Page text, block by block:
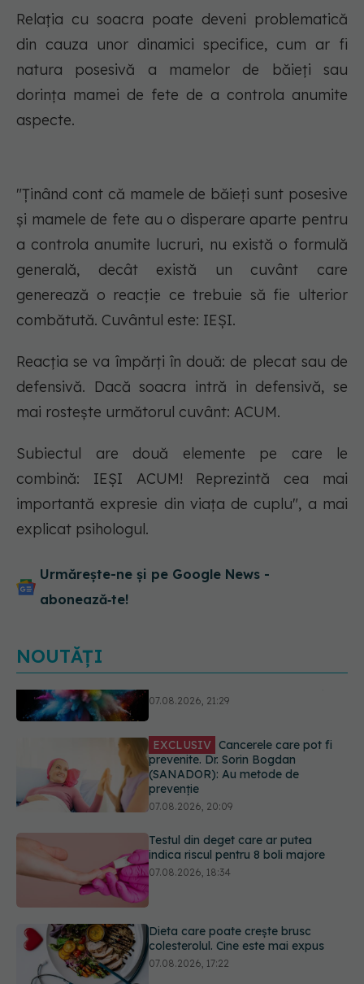
Relația cu soacra poate deveni problematică
din cauza unor dinamici specifice, cum ar fi
natura posesivă a mamelor de băieți sau
dorința mamei de fete de a controla anumite
aspecte.
"Ținând cont că mamele de băieți sunt posesive
și mamele de fete au o disperare aparte pentru
a controla anumite lucruri, nu există o formulă
generală, decât există un cuvânt care
generează o reacție ce trebuie să fie ulterior
combătută. Cuvântul este: IEȘI.
Reacția se va împărți în două: de plecat sau de
defensivă. Dacă soacra intră in defensivă, se
mai rostește următorul cuvânt: ACUM.
Subiectul are două elemente pe care le
combină: IEȘI ACUM! Reprezintă cea mai
importantă expresie din viața de cuplu", a mai
explicat psihologul.
Urmărește-ne și pe Google News -
abonează‑te!
NOUTĂȚI
(SANADOR): Au metode de
prevenție
07.08.2026, 20:09
Testul din deget care ar putea
07.08.2026, 18:34
07.08.2026, 17:22